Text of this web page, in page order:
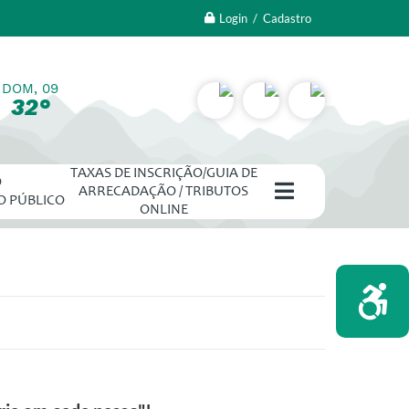
Login / Cadastro
DOM, 09
32°
PÚBLICO
TAXAS DE INSCRIÇÃO/GUIA DE
ARRECADAÇÃO / TRIBUTOS
ONLINE